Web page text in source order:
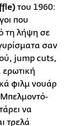
του 1960:
που
τη λήψη σε
σαν
jump cuts,
φιλμ νουάρ
να
τρελά